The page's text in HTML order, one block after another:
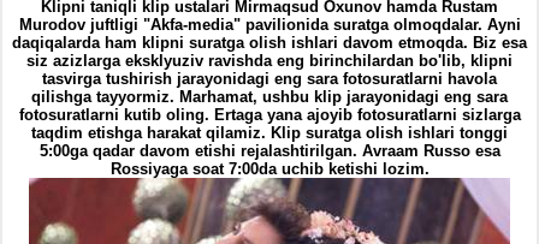
Klipni taniqli klip ustalari Mirmaqsud Oxunov hamda Rustam
Murodov juftligi "Akfa-media" pavilionida suratga olmoqdalar. Ayni
daqiqalarda ham klipni suratga olish ishlari davom etmoqda. Biz esa
siz azizlarga eksklyuziv ravishda eng birinchilardan bo'lib, klipni
tasvirga tushirish jarayonidagi eng sara fotosuratlarni havola
qilishga tayyormiz. Marhamat, ushbu klip jarayonidagi eng sara
fotosuratlarni kutib oling. Ertaga yana ajoyib fotosuratlarni sizlarga
taqdim etishga harakat qilamiz. Klip suratga olish ishlari tonggi
5:00ga qadar davom etishi rejalashtirilgan. Avraam Russo esa
Rossiyaga soat 7:00da uchib ketishi lozim.